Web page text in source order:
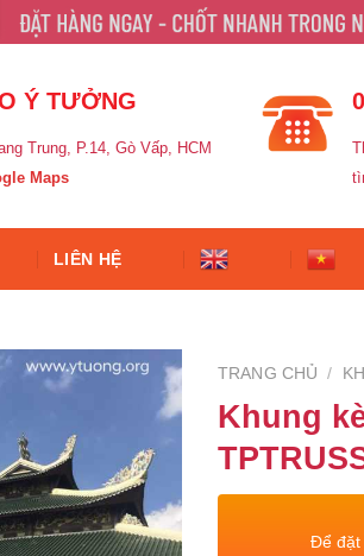
Ý TƯỞNG
Trung, P.14, Gò Vấp, HCM
Maps
LIÊN HỆ
TRANG CHỦ /
Khung
Để đặt